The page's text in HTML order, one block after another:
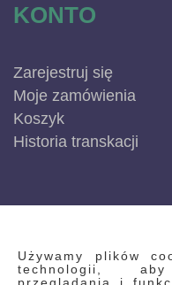
Używamy plików
technologii,
KONTO
Zarejestruj się
Moje zamówienia
Koszyk
Historia transkacji
INFORMACJE